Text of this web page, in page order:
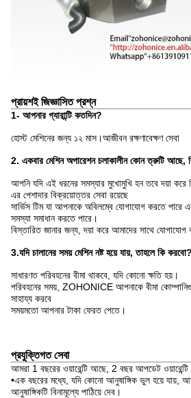
প্রায়শই জিজ্ঞাসিত প্রশ্ন
1- আপনার গ্যারান্টি কতদিন?
হোস্ট মেশিনের জন্য ১২ মাস।আজীবন রক্ষণাবেক্ষণ সেবা
2. একবার মেশিন অপারেশন চলাকালীন কোন ত্রুটি আছে,
আপনি যদি এই ধরনের সমস্যার মুখোমুখি হন তবে দয়া
এর পেশাদার বিক্রয়োত্তর সেবা রয়েছে
সার্ভিস টিম যা আপনাকে অবিলম্বে যোগাযোগ করতে পারে
সমস্যা সমাধান করতে পারে।
বিস্তারিত জানার জন্য, দয়া করে আমাদের সাথে
3.যদি চালানের সময় মেশিন নষ্ট হয়ে যায়, তাহলে কি করবো?
সাধারণত পরিবহনের বীমা থাকবে, যদি কোনো ক্ষতি হয়।
পরিবহনের সময়, ZOHONICE আপনাকে বীমা
সাহায্য করবে
সময়মতো আপনার টাকা ফেরত পেতে।
প্রযুক্তিগত সেবা
আমরা 1 বছরের ওয়ারেন্টি আছে, 2 বছর আপডেট ওয়ারেন্টি
•এক বছরের মধ্যে, যদি কোনো আনুষাঙ্গিক ভুল হয়ে যায়,
আনুষাঙ্গিকটি বিনামূল্যে পাঠিয়ে দেব।